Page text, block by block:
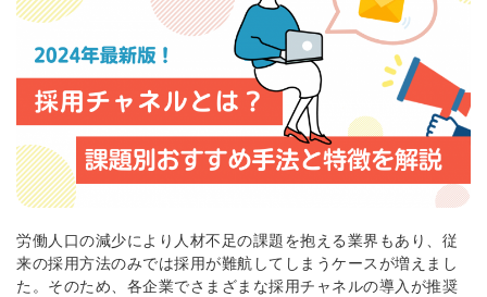
労働人口の減少により人材不足の課題を抱える業界もあり、従
来の採用方法のみでは採用が難航してしまうケースが増えまし
た。そのため、各企業でさまざまな採用チャネルの導入が推奨